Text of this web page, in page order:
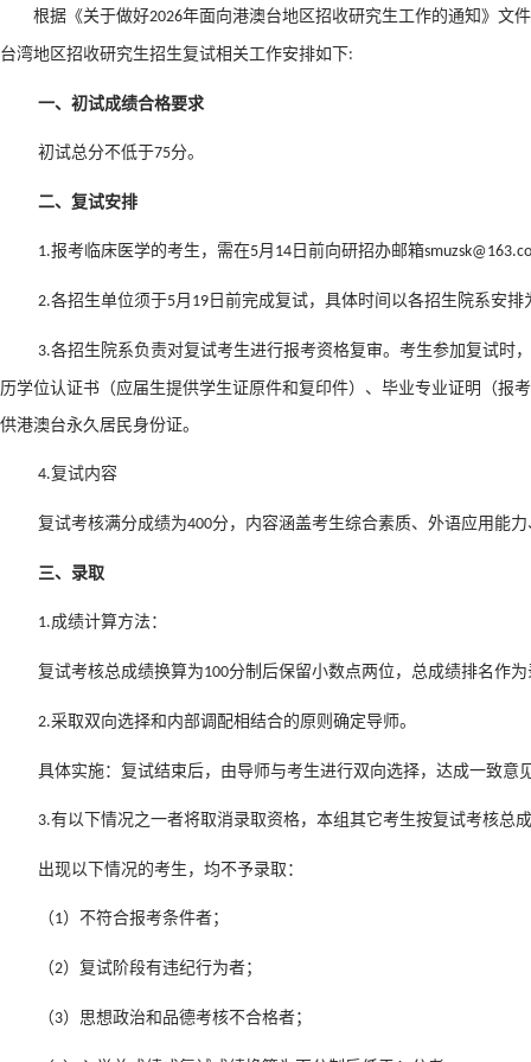
根据《关于做好2026年面向港澳台地区招收研究生工作的通知》文
台湾地区招收研究生招生复试相关工作安排如下:
一、初试成绩合格要求
初试总分不低于75分。
二、复试安排
1.报考临床医学的考生，需在5月 14 日前向研招办邮箱
2.各招生单位须于5月 19 日前完成复试，具体时间以各招生院系安
3.各招生院系负责对复试考生进行报考资格复审。考生参加复试时
历学位认证书（应届生提供学生证原件和复印件）、毕业专业证明（报
供港澳台永久居民身份证。
4.复试内容
复试考核满分成绩为400分，内容涵盖考生综合素质、外语应用能
三、录取
1.成绩计算方法：
复试考核总成绩换算为100分制后保留小数点两位，总成绩排名作
2.采取双向选择和内部调配相结合的原则确定导师。
具体实施：复试结束后，由导师与考生进行双向选择，达成一致
3.有以下情况之一者将取消录取资格，本组其它考生按复试考核总
出现以下情况的考生，均不予录取：
（1）不符合报考条件者；
（2）复试阶段有违纪行为者；
（3）思想政治和品德考核不合格者；